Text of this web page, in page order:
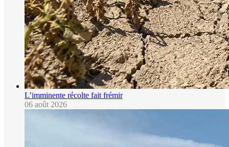
L’imminente récolte fait frémir
06 août 2026